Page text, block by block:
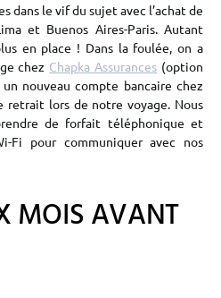
dans le vif du sujet avec l’achat de
et Buenos Aires-Paris. Autant
en place ! Dans la foulée, on a
chez Chapka Assurances (option
nouveau compte bancaire chez
retrait lors de notre voyage. Nous
de forfait téléphonique et
Fi pour communiquer avec nos
MOIS AVANT